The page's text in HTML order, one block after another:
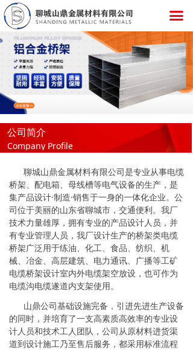
끀
聊城山鼎金属材料有限公司是专业从事电缆
桥架、配电箱、母线槽等电气设备的生产，是
集产品设计·制造·销售于一身的一体化企业。公
司位于美丽的山东省聊城市，交通便利。我厂
技术力量雄厚，拥有专业的产品设计人员，并
有专业管理人员，我厂设计生产的桥架类电缆
桥架广泛用于练油、化工、食品、纺织、机
械、冶金、高层建筑、电力通讯、广播等工矿
电缆桥架设计室内外电缆架空放设，也可作为
电缆沟电缆遂道内支架使用。
山鼎公司基础设施完备，引进先进生产设备
的同时，并培育了一支高素质高效率的专业设
计人员和技术工人团队，公司从原材料进货渠
道到设计施工乃至售后服务，都采用标准流程
公司简介
Company Profile